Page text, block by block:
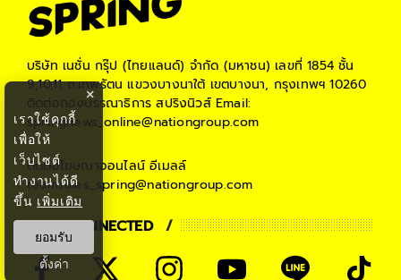
บริษัท เนชั่น กรุ๊ป (ไทยแลนด์) จำกัด (มหาชน) เลขที่ 1854 ชั้น
9,10,11 ถ.เทพรัตน แขวงบางนาใต้ เขตบางนา, กรุงเทพฯ 10260
ติดต่อกองบรรณาธิการ สปริงนิวส์Email:
springnews_online@nationgroup.com
ติดต่อโฆษณาออนไลน์ อีเมลล์
teamsales_spring@nationgroup.com
STAY CONNECTED
×
เราใช้คุกกี้
เพื่อให้
เว็บไซต์
ทำงานได้ดี
ขึ้น เพิ่มเติม
ยอมรับ
ตั้งค่า